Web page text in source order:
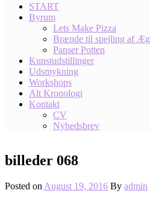
START
Byrum
Lets Make Pizza
Brænde til spejling af Æg
Panser Potten
Kunstudstillinger
Udsmykning
Workshops
Alt Kronologi
Kontakt
CV
Nyhedsbrev
billeder 068
Posted on August 19, 2016 By admin